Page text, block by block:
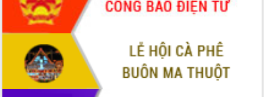
VIDEO